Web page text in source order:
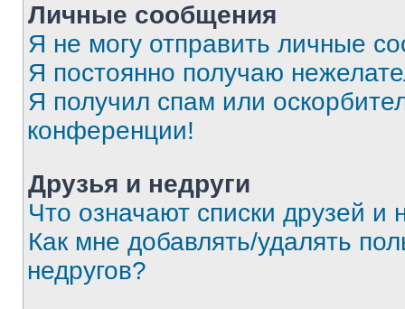
Личные сообщения
Я не могу отправить личные
Я постоянно получаю
Я получил спам или
конференции!
Друзья и недруги
Что означают списки друзей и
Как мне добавлять/удалять
недругов?